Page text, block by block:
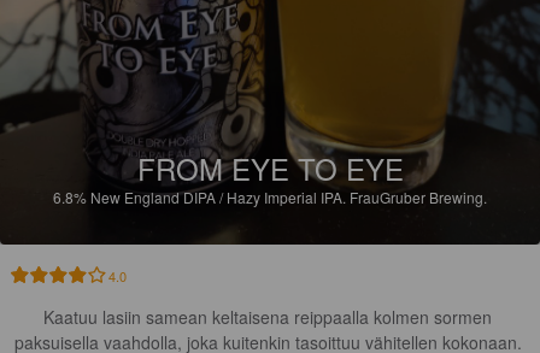
FROM EYE TO EYE
6.8% New England DIPA / Hazy Imperial IPA. FrauGruber Brewing.
4.0
Kaatuu lasiin samean keltaisena reippaalla kolmen sormen
paksuisella vaahdolla, joka kuitenkin tasoittuu vähitellen kokonaan.